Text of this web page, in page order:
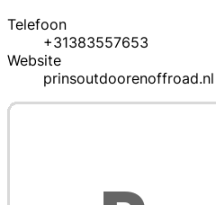
Telefoon
+31383557653
Website
prinsoutdoorenoffroad.nl